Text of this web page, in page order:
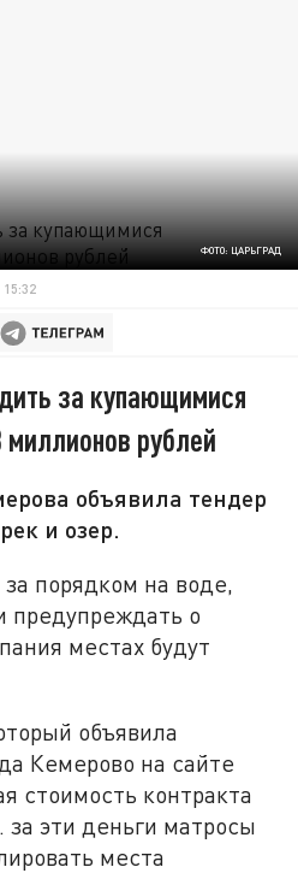
ФОТО: ЦАРЬГРАД
за купающимися
рублей
объявила тендер
и озер.
порядком на воде,
предупреждать о
местах будут
объявила
Кемерово на сайте
стоимость контракта
эти деньги матросы
места